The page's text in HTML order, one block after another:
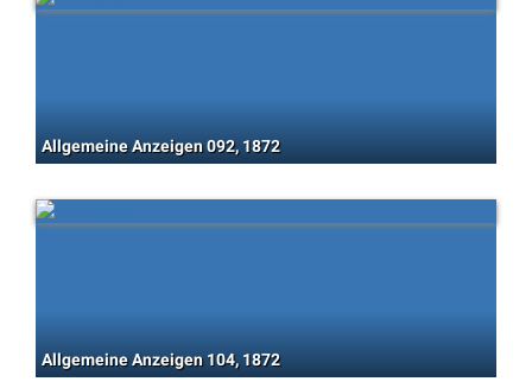
Allgemeine Anzeigen 092, 1872
Allgemeine Anzeigen 104, 1872